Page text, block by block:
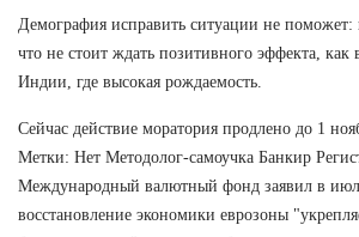
Демография исправить ситуации не поможет:
что не стоит ждать позитивного эффекта, как
Индии, где высокая рождаемость.
Сейчас действие моратория продлено до 1
Метки: Нет Методолог-самоучка Банкир
Международный валютный фонд заявил в
восстановление экономики еврозоны